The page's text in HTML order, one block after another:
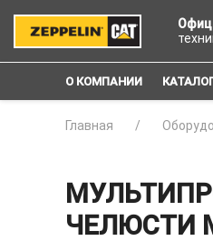
О КОМПАНИИ
Главная
ЧЕЛЮСТИ